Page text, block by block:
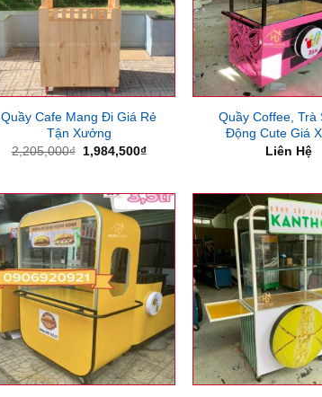
Quầy Cafe Mang Đi Giá Rẻ
Tận Xưởng
2,205,000₫ Giá
1,984,500₫Giá
1,984,500₫.
Quầy Coffee, Trà
Động Cute Giá
Liên Hệ